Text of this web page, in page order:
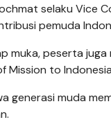
selaku Vice
pemuda
muka, peserta
Mission to
generasi muda